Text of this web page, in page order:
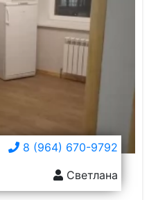
8 (964) 670-9792
Светлана